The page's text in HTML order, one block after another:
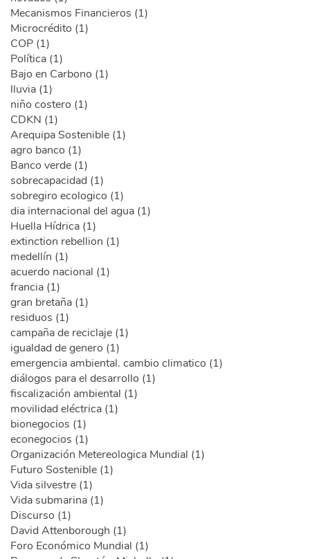
Mecanismos Financieros (1)
Microcrédito (1)
COP (1)
Política (1)
Bajo en Carbono (1)
lluvia (1)
niño costero (1)
CDKN (1)
Arequipa Sostenible (1)
agro banco (1)
Banco verde (1)
sobrecapacidad (1)
sobregiro ecologico (1)
dia internacional del agua (1)
Huella Hídrica (1)
extinction rebellion (1)
medellín (1)
acuerdo nacional (1)
francia (1)
gran bretaña (1)
residuos (1)
campaña de reciclaje (1)
igualdad de genero (1)
emergencia ambiental. cambio climatico (1)
diálogos para el desarrollo (1)
fiscalización ambiental (1)
movilidad eléctrica (1)
bionegocios (1)
econegocios (1)
Organización Metereologica Mundial (1)
Futuro Sostenible (1)
Vida silvestre (1)
Vida submarina (1)
Discurso (1)
David Attenborough (1)
Foro Económico Mundial (1)